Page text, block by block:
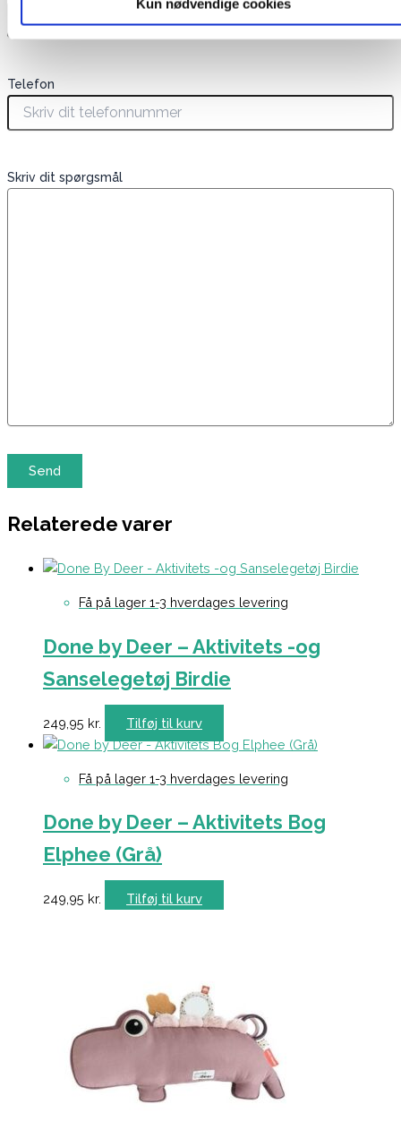
Kun nødvendige cookies
Telefon
Skriv dit spørgsmål
Relaterede varer
Få på lager 1-3 hverdages levering
Done by Deer – Aktivitets -og
Sanselegetøj Birdie
249,95 kr. Tilføj til kurv
Få på lager 1-3 hverdages levering
Done by Deer – Aktivitets Bog
Elphee (Grå)
249,95 kr. Tilføj til kurv